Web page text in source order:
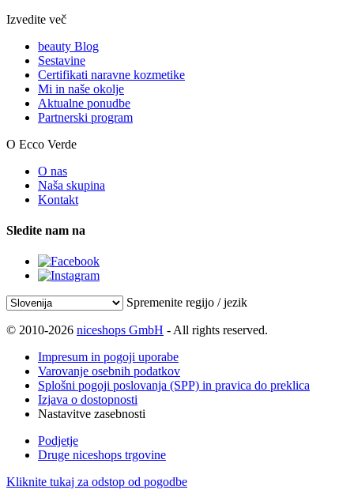
Izvedite več
beauty Blog
Sestavine
Certifikati naravne kozmetike
Mi in naše okolje
Aktualne ponudbe
Partnerski program
O Ecco Verde
O nas
Naša skupina
Kontakt
Sledite nam na
Spremenite regijo / jezik
© 2010-2026 niceshops GmbH - All rights reserved.
Impresum in pogoji uporabe
Varovanje osebnih podatkov
Splošni pogoji poslovanja (SPP) in pravica do preklica
Izjava o dostopnosti
Nastavitve zasebnosti
Podjetje
Druge niceshops trgovine
Kliknite tukaj za odstop od pogodbe